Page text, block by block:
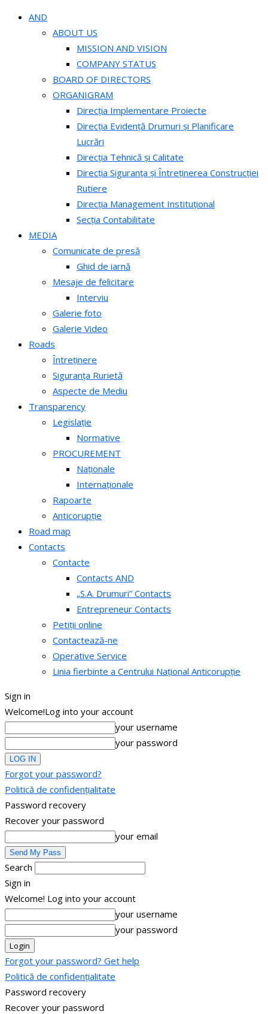
AND
ABOUT US
MISSION AND VISION
COMPANY STATUS
BOARD OF DIRECTORS
ORGANIGRAM
Direcția Implementare Proiecte
Direcția Evidență Drumuri și Planificare
Lucrări
Direcția Tehnică și Calitate
Direcția Siguranța și Întreținerea Construcției
Rutiere
Direcția Management Instituțional
Secția Contabilitate
MEDIA
Comunicate de presă
Ghid de iarnă
Mesaje de felicitare
Interviu
Galerie foto
Galerie Video
Roads
Întreținere
Siguranța Rurietă
Aspecte de Mediu
Transparency
Legislație
Normative
PROCUREMENT
Naționale
Internaționale
Rapoarte
Anticorupție
Road map
Contacts
Contacte
Contacts AND
„S.A. Drumuri” Contacts
Entrepreneur Contacts
Petiții online
Contactează-ne
Operative Service
Linia fierbinte a Centrului Național Anticorupție
Sign in
Welcome!Log into your account
your username
your password
Forgot your password?
Politică de confidențialitate
Password recovery
Recover your password
your email
Search
Sign in
Welcome! Log into your account
your username
your password
Forgot your password? Get help
Politică de confidențialitate
Password recovery
Recover your password